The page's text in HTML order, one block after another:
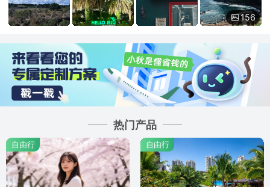
156
热门产品
自由行 自由行